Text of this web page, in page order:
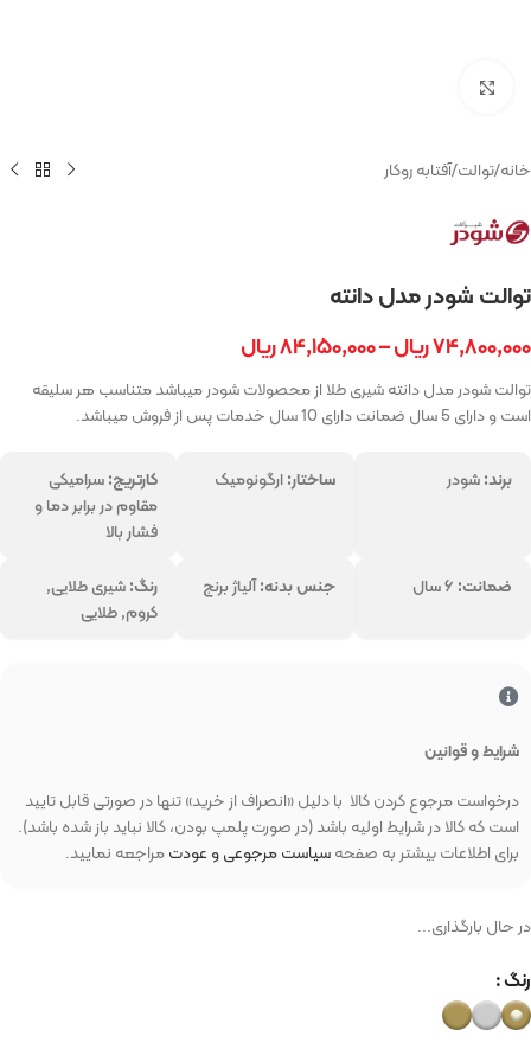
خانه/توالت/آفتابه روکار
توالت شودر مدل دانته
۷۴,۸۰۰,۰۰۰ریال–۸۴,۱۵۰,۰۰۰ریال
توالت شودر مدل دانته شیری طلا از محصولات شودر میباشد متناسب هر سلیقه
است و دارای 5 سال ضمانت دارای 10 سال خدمات پس از فروش میباشد.
برند:شودر ساختار:ارگونومیک کارتریج:سرامیکی
مقاوم در برابر دما و
فشار بالا
ضمانت:
جنس بدنه:آلیاژ برنج رنگ:شیری طلایی,
کروم, طلایی
شرایط و قوانین
درخواست مرجوع کردن کالا با دلیل «انصراف از خرید» تنها در صورتی قابل تایید
است که کالا در شرایط اولیه باشد (در صورت پلمپ بودن، کالا نباید باز شده باشد).
برای اطلاعات بیشتر به صفحهسیاست مرجوعی و عودتمراجعه نمایید.
در حال بارگذاری...
رنگ